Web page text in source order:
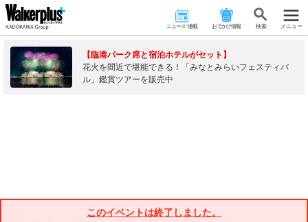
ニュース･連載 おでかけ情報 検 索 メニュー
【臨港パーク席と宿泊ホテルがセット】
花火を間近で堪能できる！「みなとみらいフェスティバ
ル」鑑賞ツアーを販売中
このイベントは終了しました。